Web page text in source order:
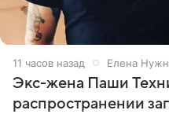
11 часов назад Елена
Экс-жена Паши
распространении